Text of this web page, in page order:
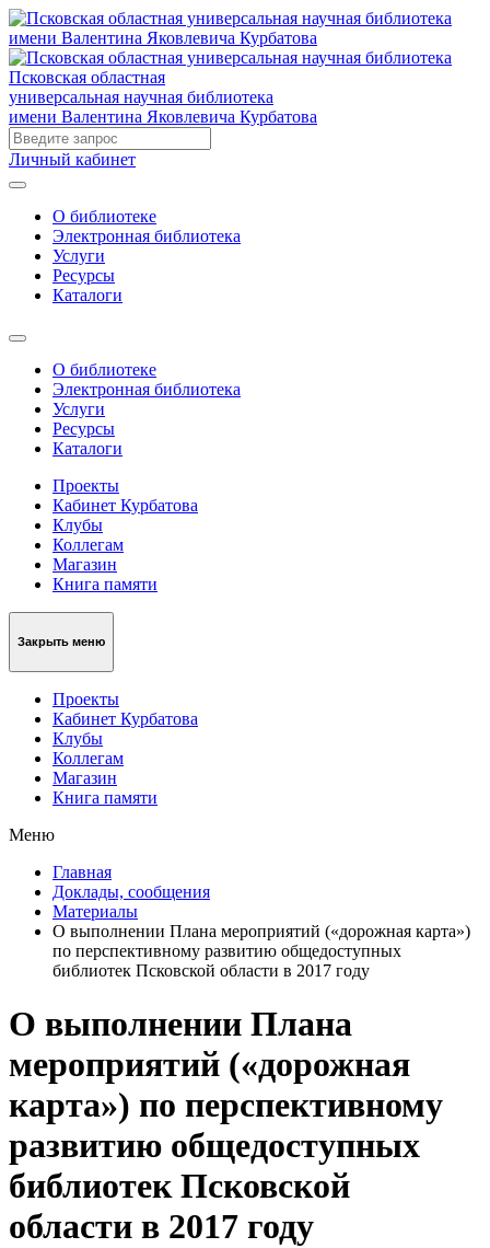
Псковская областная
универсальная научная библиотека
имени Валентина Яковлевича Курбатова
Личный кабинет
О библиотеке
Электронная библиотека
Услуги
Ресурсы
Каталоги
О библиотеке
Электронная библиотека
Услуги
Ресурсы
Каталоги
Проекты
Кабинет Курбатова
Клубы
Коллегам
Магазин
Книга памяти
Закрыть меню
Проекты
Кабинет Курбатова
Клубы
Коллегам
Магазин
Книга памяти
Меню
Главная
Доклады, сообщения
Материалы
О выполнении Плана мероприятий («дорожная карта»)
по перспективному развитию общедоступных
библиотек Псковской области в 2017 году
О выполнении Плана
мероприятий («дорожная
карта») по перспективному
развитию общедоступных
библиотек Псковской
области в 2017 году